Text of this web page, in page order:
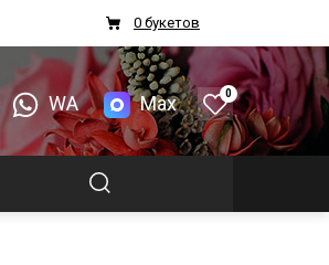
0 букетов
WA Max 0